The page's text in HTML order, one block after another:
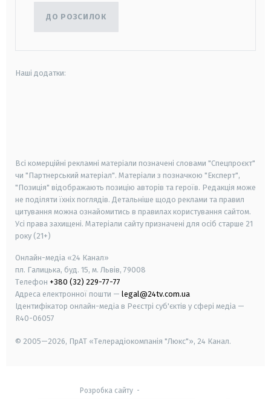
ДО РОЗСИЛОК
Наші додатки:
Всі комерційні рекламні матеріали позначені словами "Спецпроєкт"
чи "Партнерський матеріал". Матеріали з позначкою "Експерт",
"Позиція" відображають позицію авторів та героїв. Редакція може
не поділяти їхніх поглядів. Детальніше щодо реклами та правил
цитування можна ознайомитись в правилах користування сайтом.
Усі права захищені. Матеріали сайту призначені для осіб старше 21
року (21+)
Онлайн-медіа «24 Канал»
пл. Галицька, буд. 15, м. Львів, 79008
Телефон +380 (32) 229-77-77
Адреса електронної пошти — legal@24tv.com.ua
Ідентифікатор онлайн-медіа в Реєстрі суб'єктів у сфері медіа —
R40-06057
© 2005—2026, ПрАТ «Телерадіокомпанія "Люкс"», 24 Канал.
Розробка сайту-